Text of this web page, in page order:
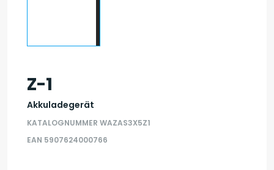
Z-1
Akkuladegerät
KATALOGNUMMER WAZAS3X5Z1
EAN 5907624000766